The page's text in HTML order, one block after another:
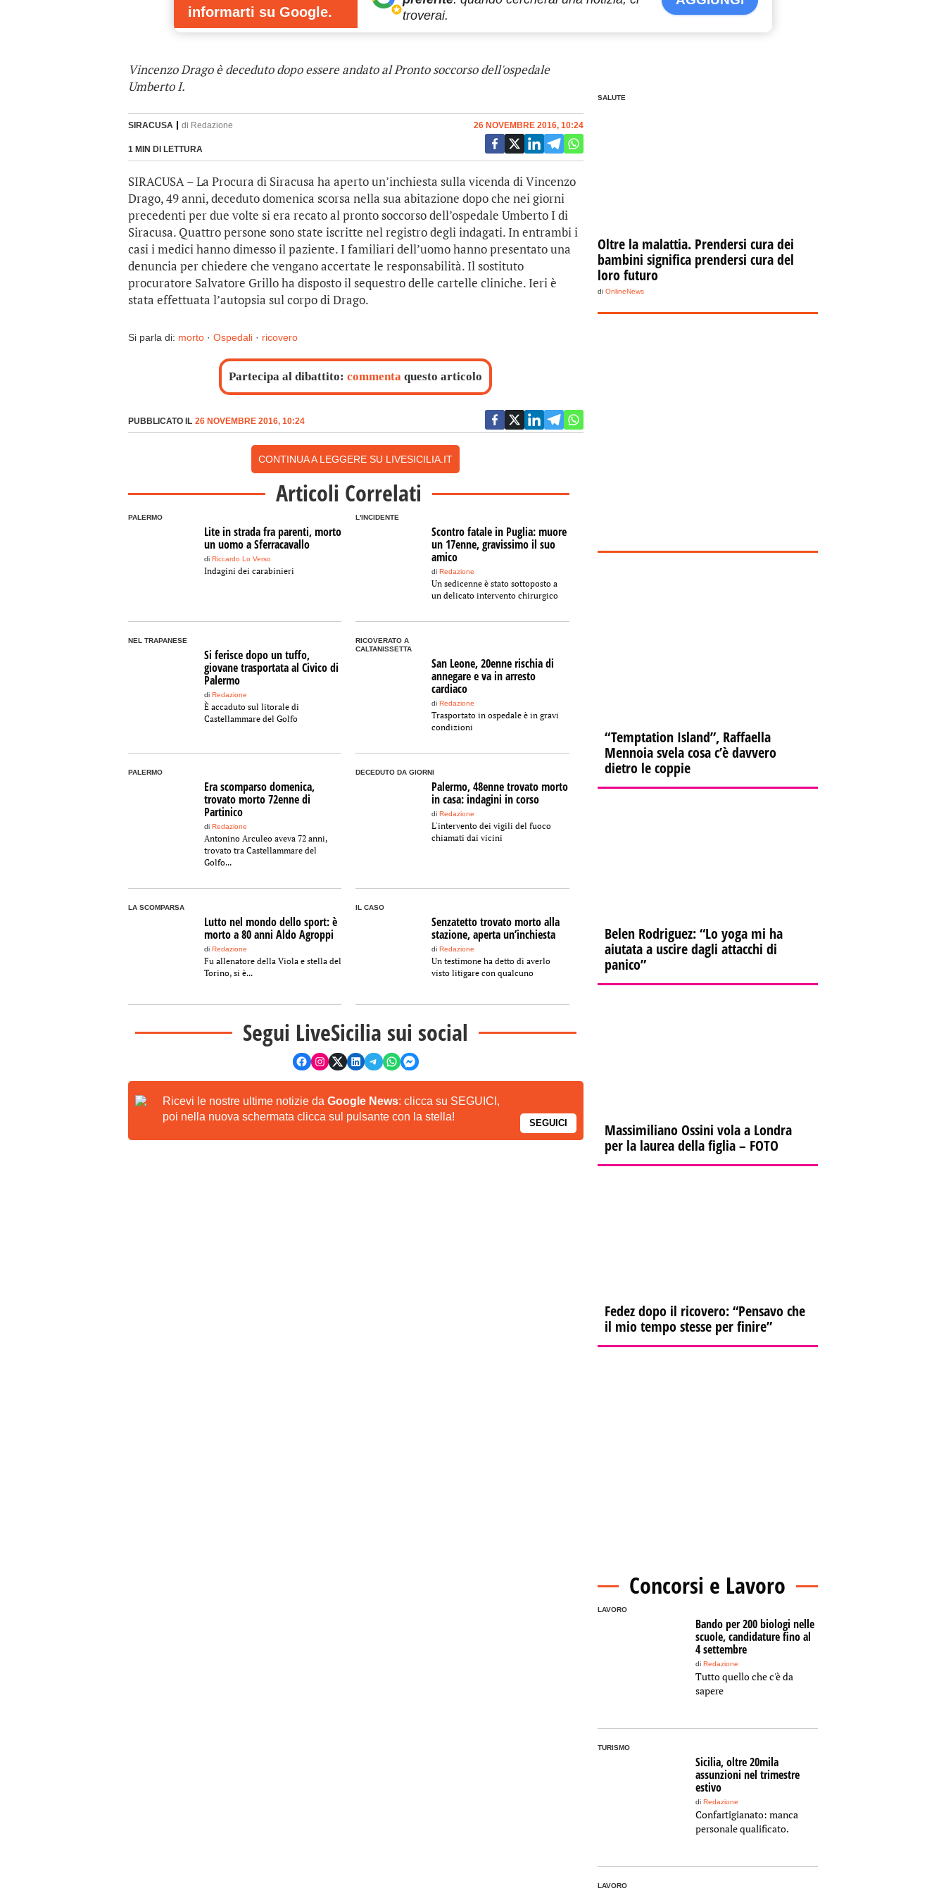
informarti su Google.
troverai.
Vincenzo Drago è deceduto dopo essere andato al Pronto soccorso dell'ospedale
Umberto I.
SIRACUSA di Redazione
1 MIN DI LETTURA
26 NOVEMBRE 2016, 10:24
SIRACUSA – La Procura di Siracusa ha aperto un’inchiesta sulla vicenda di Vincenzo
Drago, 49 anni, deceduto domenica scorsa nella sua abitazione dopo che nei giorni
precedenti per due volte si era recato al pronto soccorso dell’ospedale Umberto I di
Siracusa. Quattro persone sono state iscritte nel registro degli indagati. In entrambi i
casi i medici hanno dimesso il paziente. I familiari dell’uomo hanno presentato una
denuncia per chiedere che vengano accertate le responsabilità. Il sostituto
procuratore Salvatore Grillo ha disposto il sequestro delle cartelle cliniche. Ieri è
stata effettuata l’autopsia sul corpo di Drago.
Si parla di: morto · Ospedali · ricovero
Partecipa al dibattito:commenta questo articolo
PUBBLICATO IL 26 NOVEMBRE 2016, 10:24
CONTINUA A LEGGERE SU LIVESICILIA.IT
Articoli Correlati
PALERMO
Lite in strada fra parenti, morto
un uomo a Sferracavallo
di Riccardo Lo Verso
Indagini dei carabinieri
L'INCIDENTE
Scontro fatale in Puglia: muore
un 17enne, gravissimo il suo
amico
diRedazione
Un sedicenne è stato sottoposto a
un delicato intervento chirurgico
NEL TRAPANESE
Si ferisce dopo un tuffo,
giovane trasportata al Civico di
Palermo
di Redazione
È accaduto sul litorale di
Castellammare del Golfo
RICOVERATO A
CALTANISSETTA
San Leone, 20enne rischia di
annegare e va in arresto
cardiaco
diRedazione
Trasportato in ospedale è in gravi
condizioni
PALERMO
Era scomparso domenica,
trovato morto 72enne di
Partinico
di Redazione
Antonino Arculeo aveva 72 anni,
trovato tra Castellammare del
Golfo...
DECEDUTO DA GIORNI
Palermo, 48enne trovato morto
in casa: indagini in corso
diRedazione
L'intervento dei vigili del fuoco
chiamati dai vicini
LA SCOMPARSA
Lutto nel mondo dello sport: è
morto a 80 anni Aldo Agroppi
di Redazione
Fu allenatore della Viola e stella del
Torino, si è...
IL CASO
Senzatetto trovato morto alla
stazione, aperta un’inchiesta
diRedazione
Un testimone ha detto di averlo
visto litigare con qualcuno
Segui LiveSicilia sui social
Ricevi le nostre ultime notizie da Google News: clicca su SEGUICI,
poi nella nuova schermata clicca sul pulsante con la stella!
SEGUICI
SALUTE
Oltre la malattia. Prendersi cura dei
bambini significa prendersi cura del
loro futuro
di OnlineNews
“Temptation Island”, Raffaella
Mennoia svela cosa c’è davvero
dietro le coppie
Belen Rodriguez: “Lo yoga mi ha
aiutata a uscire dagli attacchi di
panico”
Massimiliano Ossini vola a Londra
per la laurea della figlia – FOTO
Fedez dopo il ricovero: “Pensavo che
il mio tempo stesse per finire”
Concorsi e Lavoro
LAVORO
Bando per 200 biologi nelle
scuole, candidature fino al
4 settembre
di Redazione
Tutto quello che c'è da
sapere
TURISMO
Sicilia, oltre 20mila
assunzioni nel trimestre
estivo
di Redazione
Confartigianato: manca
personale qualificato.
LAVORO